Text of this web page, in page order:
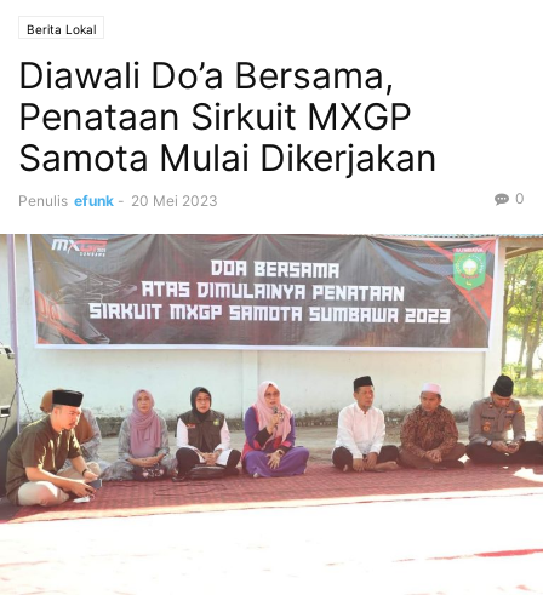
Berita Lokal
Diawali Do’a Bersama,
Penataan Sirkuit MXGP
Samota Mulai Dikerjakan
Penulis efunk - 20 Mei 2023 0